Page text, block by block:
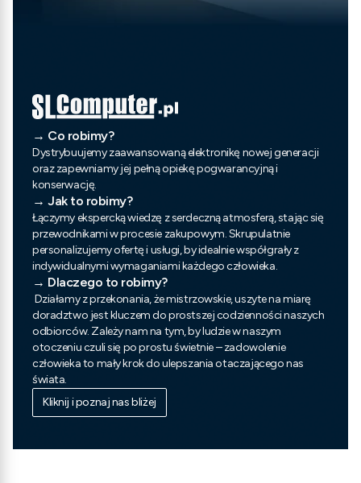
→ Co robimy?
Dystrybuujemy zaawansowaną elektronikę nowej generacji
oraz zapewniamy jej pełną opiekę pogwarancyjną i
konserwację.
→ Jak to robimy?
Łączymy ekspercką wiedzę z serdeczną atmosferą, stając się
przewodnikami w procesie zakupowym. Skrupulatnie
personalizujemy ofertę i usługi, by idealnie współgrały z
indywidualnymi wymaganiami każdego człowieka.
→ Dlaczego to robimy?
Działamy z przekonania, że mistrzowskie, uszyte na miarę
doradztwo jest kluczem do prostszej codzienności naszych
odbiorców. Zależy nam na tym, by ludzie w naszym
otoczeniu czuli się po prostu świetnie – zadowolenie
człowieka to mały krok do ulepszania otaczającego nas
świata.
Kliknij i poznaj nas bliżej